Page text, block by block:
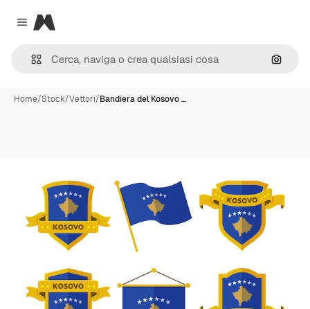
Close menu
Magnific
Cerca
Home/Stock/Vettori/Bandiera del Kosovo …